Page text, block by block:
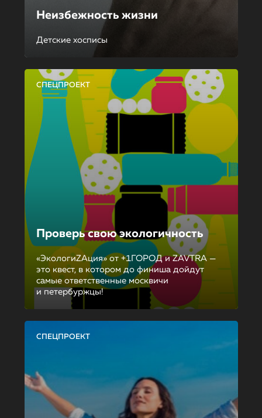
Неизбежность жизни
Детские хосписы
СПЕЦПРОЕКТ
Проверь свою экологичность
«ЭкологиZAция» от +1ГОРОД и ZAVTRA —
это квест, в котором до финиша дойдут
самые ответственные москвичи
и петербуржцы!
СПЕЦПРОЕКТ